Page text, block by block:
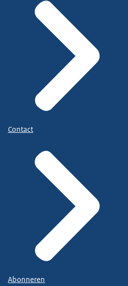
Contact
Abonneren